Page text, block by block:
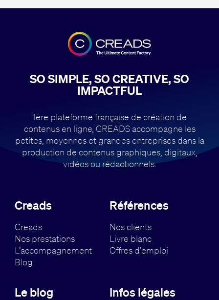
SO SIMPLE, SO CREATIVE, SO
IMPACTFUL
1ère plateforme française de création de
contenus en ligne, CREADS accompagne les
petites, moyennes et grandes entreprises dans la
production de contenus graphiques, digitaux,
vidéos ou rédactionnels.
Creads
Creads
Nos prestations
L’accompagnement
Blog
Références
Nos clients
Livre blanc
Offres d’emploi
Le blog Infos légales